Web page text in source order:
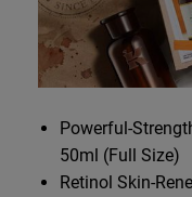
Powerful-
50ml (Full Size)
Retinol Skin-